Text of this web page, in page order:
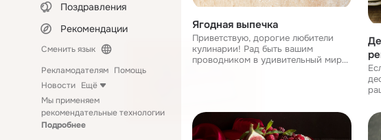
Поздравления
Рекомендации
Сменить язык
Рекламодателям Помощь
Новости Ещё
Мы применяем
рекомендательные технологии
Подробнее
Ягодная выпечка
Приветствую, дорогие любители
кулинарии! Рад быть вашим
проводником в удивительный мир
ужин.